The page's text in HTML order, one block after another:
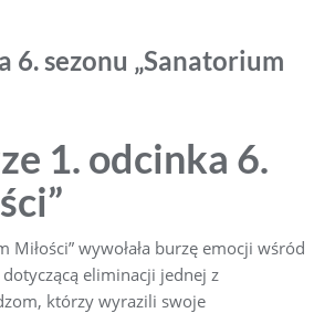
sezonu „Sanatorium
1. odcinka 6.
wywołała burzę emocji wśród
eliminacji jednej z
którzy wyrazili swoje